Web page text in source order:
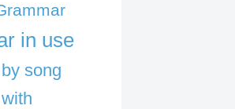
in use
song